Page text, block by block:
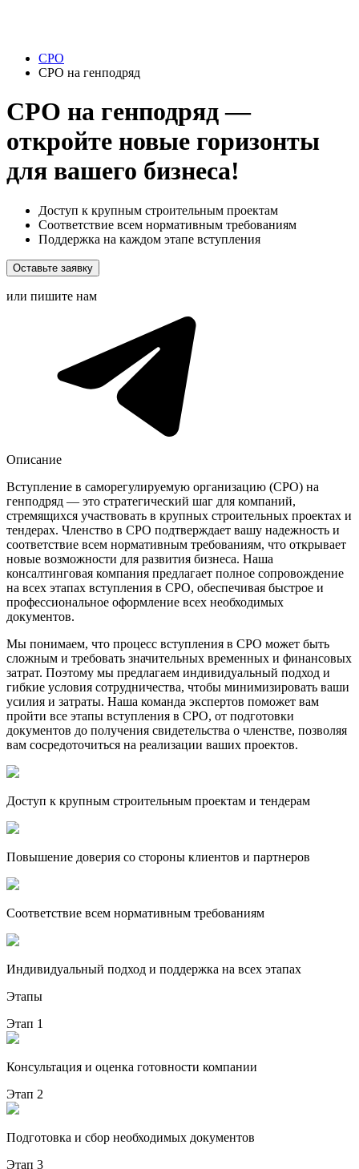
СРО
СРО на генподряд
СРО на генподряд —
откройте новые горизонты
для вашего бизнеса!
Доступ к крупным строительным проектам
Соответствие всем нормативным требованиям
Поддержка на каждом этапе вступления
Оставьте заявку
или пишите нам
Описание
Вступление в саморегулируемую организацию (СРО) на
генподряд — это стратегический шаг для компаний,
стремящихся участвовать в крупных строительных проектах и
тендерах. Членство в СРО подтверждает вашу надежность и
соответствие всем нормативным требованиям, что открывает
новые возможности для развития бизнеса. Наша
консалтинговая компания предлагает полное сопровождение
на всех этапах вступления в СРО, обеспечивая быстрое и
профессиональное оформление всех необходимых
документов.
Мы понимаем, что процесс вступления в СРО может быть
сложным и требовать значительных временных и финансовых
затрат. Поэтому мы предлагаем индивидуальный подход и
гибкие условия сотрудничества, чтобы минимизировать ваши
усилия и затраты. Наша команда экспертов поможет вам
пройти все этапы вступления в СРО, от подготовки
документов до получения свидетельства о членстве, позволяя
вам сосредоточиться на реализации ваших проектов.
Доступ к крупным строительным проектам и тендерам
Повышение доверия со стороны клиентов и партнеров
Соответствие всем нормативным требованиям
Индивидуальный подход и поддержка на всех этапах
Этапы
Этап 1
Консультация и оценка готовности компании
Этап 2
Подготовка и сбор необходимых документов
Этап 3